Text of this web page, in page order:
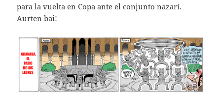
para la vuelta en Copa ante el conjunto nazarí.
Aurten bai!